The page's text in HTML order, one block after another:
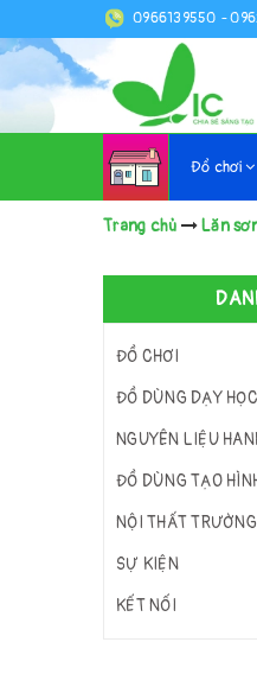
0966139550 -
Đồ chơi
Trang chủ Lăn
ĐỒ CHƠI
ĐỒ DÙNG DẠY HỌC
NGUYÊN LIỆU
ĐỒ DÙNG TẠO
NỘI THẤT
SỰ KIỆN
KẾT NỐI